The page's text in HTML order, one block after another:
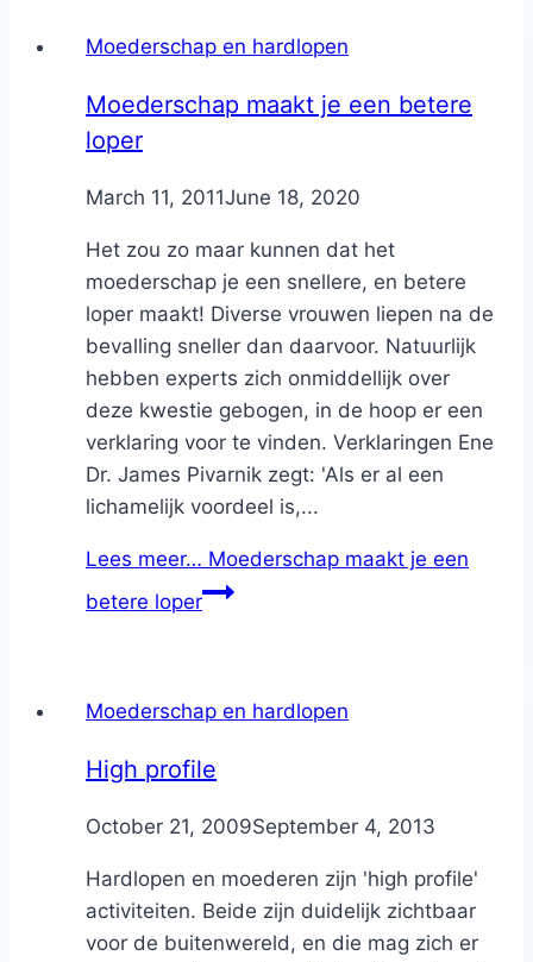
Moederschap en hardlopen
Moederschap maakt je een betere
loper
ByNicole
March 11, 2011June 18, 2020
Het zou zo maar kunnen dat het
moederschap je een snellere, en betere
loper maakt! Diverse vrouwen liepen na de
bevalling sneller dan daarvoor. Natuurlijk
hebben experts zich onmiddellijk over
deze kwestie gebogen, in de hoop er een
verklaring voor te vinden. Verklaringen Ene
Dr. James Pivarnik zegt: 'Als er al een
lichamelijk voordeel is,...
Lees meer… Moederschap maakt je een
betere loper
Moederschap en hardlopen
High profile
ByNicole
October 21, 2009September 4, 2013
Hardlopen en moederen zijn 'high profile'
activiteiten. Beide zijn duidelijk zichtbaar
voor de buitenwereld, en die mag zich er